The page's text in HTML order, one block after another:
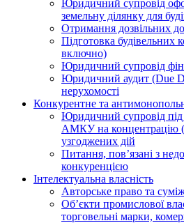
Юридичний супровід
земельну ділянку для
Отримання дозвільних
Підготовка будівельних
включно)
Юридичний супровід
Юридичний аудит (Due
нерухомості
Конкурентне та
Юридичний супровід під
АМКУ на концентрацію
узгоджених дій
Питання, пов’язані з
конкуренцією
Інтелектуальна власність
Авторське право та
Oб’єкти промислової
торговельні марки,